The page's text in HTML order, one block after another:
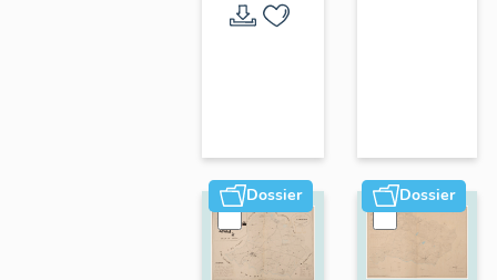
Dossier Dossier